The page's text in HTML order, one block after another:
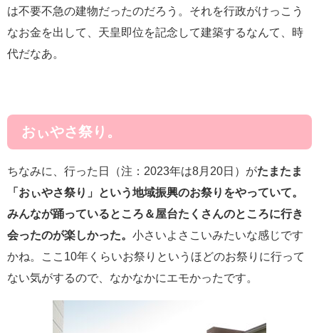
は不要不急の建物だったのだろう。それを行政がけっこう
なお金を出して、天皇即位を記念して建築するなんて、時
代だなあ。
おぃやさ祭り。
ちなみに、行った日（注：2023年は8月20日）がたまたま
「おぃやさ祭り」という地域振興のお祭りをやっていて。
みんなが踊っているところ＆屋台たくさんのところに行き
会ったのが楽しかった。 小さいよさこいみたいな感じです
かね。ここ10年くらいお祭りというほどのお祭りに行って
ない気がするので、なかなかにエモかったです。